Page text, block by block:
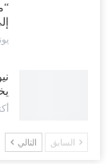
السابق التالي